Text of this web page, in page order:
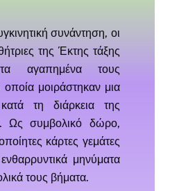
συνάντηση, οι
της Έκτης τάξης
τα αγαπημένα τους
μοιράστηκαν μια
τη διάρκεια της
Ως συμβολικό δώρο,
κάρτες γεμάτες
μηνύματα
τους βήματα.